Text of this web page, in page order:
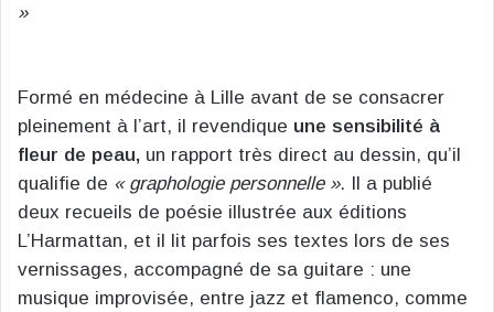
»
Formé en médecine à Lille avant de se consacrer
pleinement à l’art, il revendique une sensibilité à
fleur de peau, un rapport très direct au dessin, qu’il
qualifie de « graphologie personnelle ». Il a publié
deux recueils de poésie illustrée aux éditions
L’Harmattan, et il lit parfois ses textes lors de ses
vernissages, accompagné de sa guitare : une
musique improvisée, entre jazz et flamenco, comme